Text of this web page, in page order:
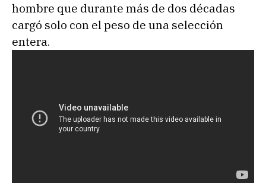
hombre que durante más de dos décadas
cargó solo con el peso de una selección
entera.